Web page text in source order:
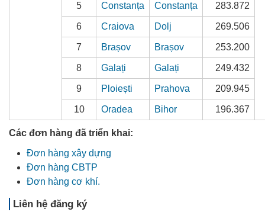
5 Constanța Constanța 283.872
6 Craiova Dolj 269.506
7 Brașov Brașov 253.200
8 Galați Galați 249.432
9 Ploiești Prahova 209.945
10 Oradea Bihor 196.367
Các đơn hàng đã triển khai:
Đơn hàng xây dựng
Đơn hàng CBTP
Đơn hàng cơ khí.
Liên hệ đăng ký